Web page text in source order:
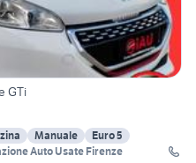
GTi
Manuale
Euro 5
Auto Usate Firenze